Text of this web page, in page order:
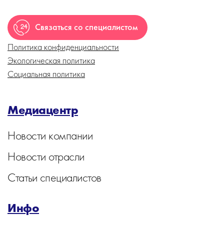
Связаться со специалистом
Политика конфиденциальности
Экологическая политика
Социальная политика
Медиацентр
Новости компании
Новости отрасли
Статьи специалистов
Инфо